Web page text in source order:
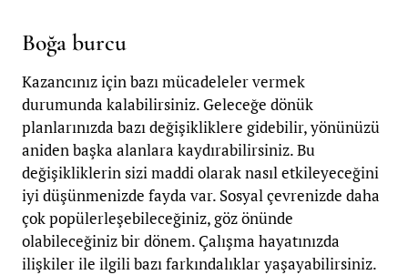
Boğa burcu
Kazancınız için bazı mücadeleler vermek
durumunda kalabilirsiniz. Geleceğe dönük
planlarınızda bazı değişikliklere gidebilir, yönünüzü
aniden başka alanlara kaydırabilirsiniz. Bu
değişikliklerin sizi maddi olarak nasıl etkileyeceğini
iyi düşünmenizde fayda var. Sosyal çevrenizde daha
çok popülerleşebileceğiniz, göz önünde
olabileceğiniz bir dönem. Çalışma hayatınızda
ilişkiler ile ilgili bazı farkındalıklar yaşayabilirsiniz.